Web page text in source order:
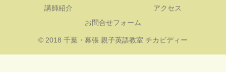
講師紹介
アクセス
お問合せフォーム
© 2018 千葉・幕張 親子英語教室 チカビディー